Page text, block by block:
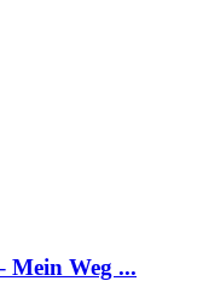
Mein Weg ...